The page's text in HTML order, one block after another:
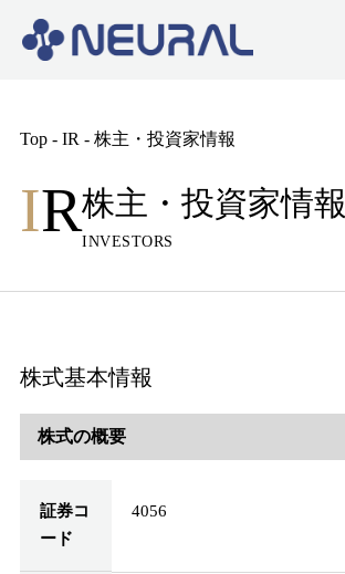
Top - IR - 株主・投資家情報
IR株主・投資家情報
INVESTORS
株式基本情報
株式の概要
証券コ
ード
4056